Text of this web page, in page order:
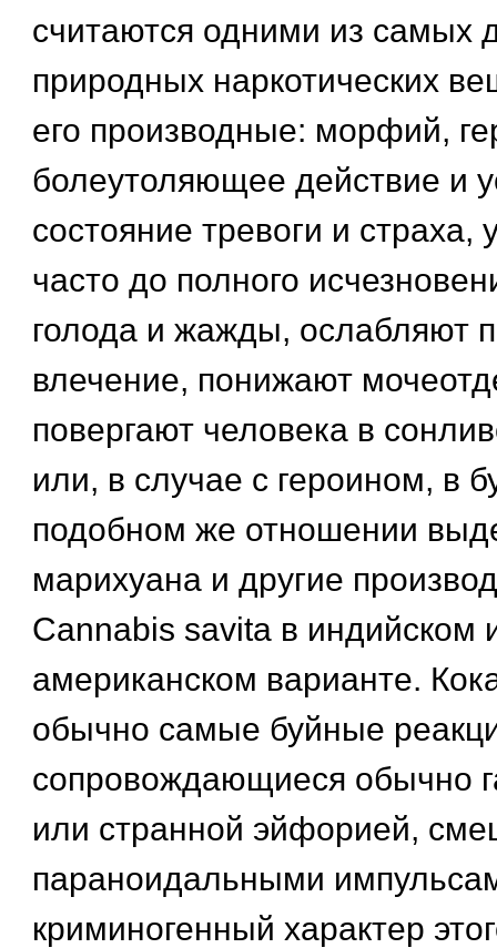
считаются одними из самых
природных наркотических
его производные: морфий,
болеутоляющее действие и
состояние тревоги и
часто до полного
голода и жажды, ослабляют
влечение, понижают
повергают человека в
или, в случае с героином, в
подобном же отношении
марихуана и другие
Cannabis savita в индийском
американском варианте.
обычно самые буйные
сопровождающиеся обычно
или странной эйфорией,
параноидальными
криминогенный характер